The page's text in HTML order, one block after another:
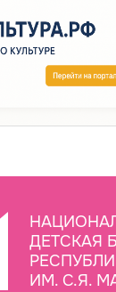
ДЕТСКАЯ
ИМ. С.Я.